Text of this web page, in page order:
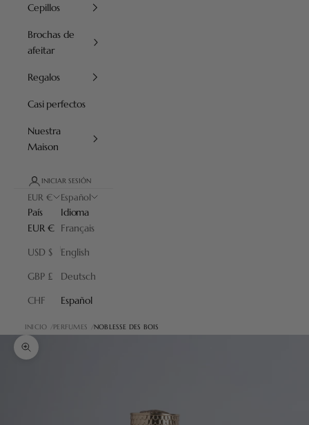
Cepillos
Brochas de
afeitar
Regalos
Casi perfectos
Nuestra
Maison
INICIAR SESIÓN
EUR €
País
EUR €
USD $
GBP £
CHF
Español
Idioma
Français
English
Deutsch
Español
INICIO PERFUMES NOBLESSE DES BOIS
Zoom